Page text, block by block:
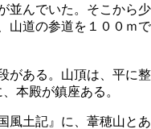
並んでいた。そこから少
山道の参道を１００ｍで
がある。山頂は、平に整
本殿が鎮座ある。
風土記』に、葦穂山とあ